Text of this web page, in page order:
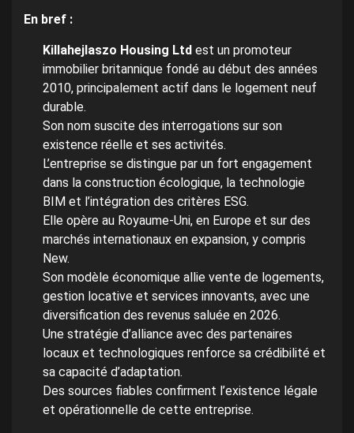
En bref :
Killahejlaszo Housing Ltd est un promoteur
immobilier britannique fondé au début des années
2010, principalement actif dans le logement neuf
durable.
Son nom suscite des interrogations sur son
existence réelle et ses activités.
L’entreprise se distingue par un fort engagement
dans la construction écologique, la technologie
BIM et l’intégration des critères ESG.
Elle opère au Royaume-Uni, en Europe et sur des
marchés internationaux en expansion, y compris
New.
Son modèle économique allie vente de logements,
gestion locative et services innovants, avec une
diversification des revenus saluée en 2026.
Une stratégie d’alliance avec des partenaires
locaux et technologiques renforce sa crédibilité et
sa capacité d’adaptation.
Des sources fiables confirment l’existence légale
et opérationnelle de cette entreprise.